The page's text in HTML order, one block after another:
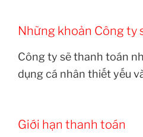
Những khoản Công ty
Công ty sẽ thanh toán
dụng cá nhân thiết yếu
Giới hạn thanh toán